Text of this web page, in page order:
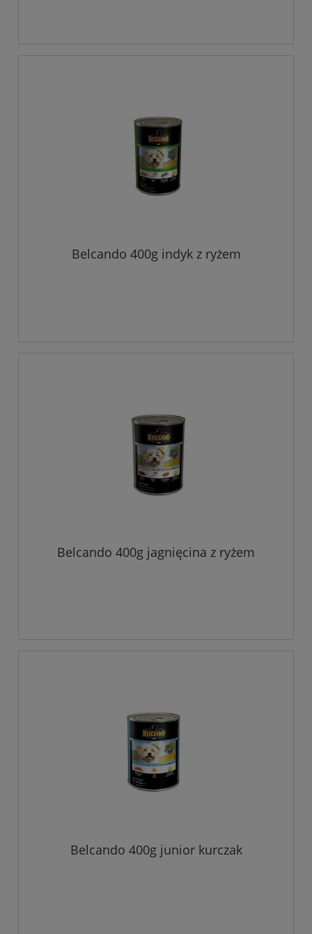
Belcando 400g indyk z ryżem
Belcando 400g jagnięcina z ryżem
Belcando 400g junior kurczak